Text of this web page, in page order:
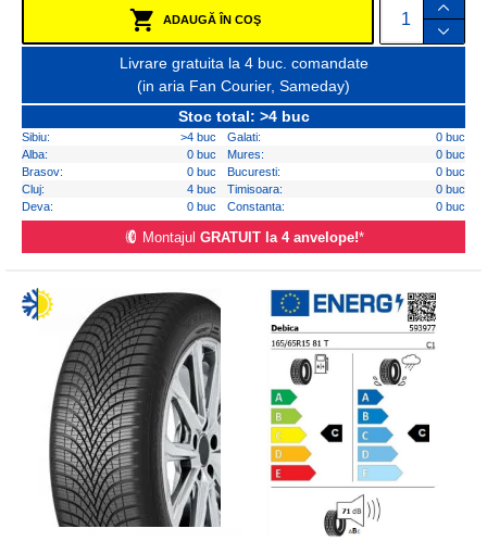
ADAUGĂ ÎN COŞ
Livrare gratuita la 4 buc. comandate
(in aria Fan Courier, Sameday)
Stoc total: >4 buc
Sibiu: >4 buc Galati:
0 buc
Alba:
0 buc Mures:
0 buc
Brasov:
0 buc Bucuresti:
0 buc
Cluj:
4 buc Timisoara:
0 buc
Deva:
0 buc Constanta: 0 buc
Montajul GRATUIT la 4 anvelope!*